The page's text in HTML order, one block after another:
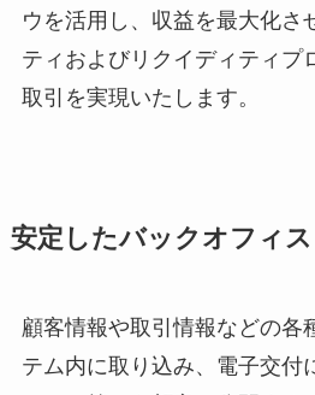
ウを活用し、収益を最大化さ
ティおよびリクイディティプ
取引を実現いたします。
安定したバックオフィス
顧客情報や取引情報などの各
テム内に取り込み、電子交付